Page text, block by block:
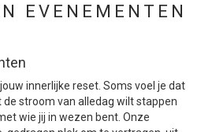
EVENEMENTEN
innerlijke reset. Soms voel je dat
de stroom van alledag wilt stappen
wie jij in wezen bent. Onze